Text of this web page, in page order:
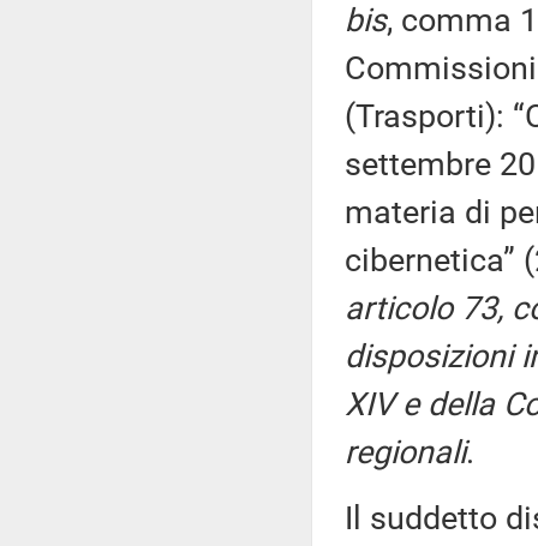
bis, comma
(Trasporti):
settembre
materia di
cibernetica”
articolo 73,
disposizioni
XIV e della
regionali.
Il suddetto